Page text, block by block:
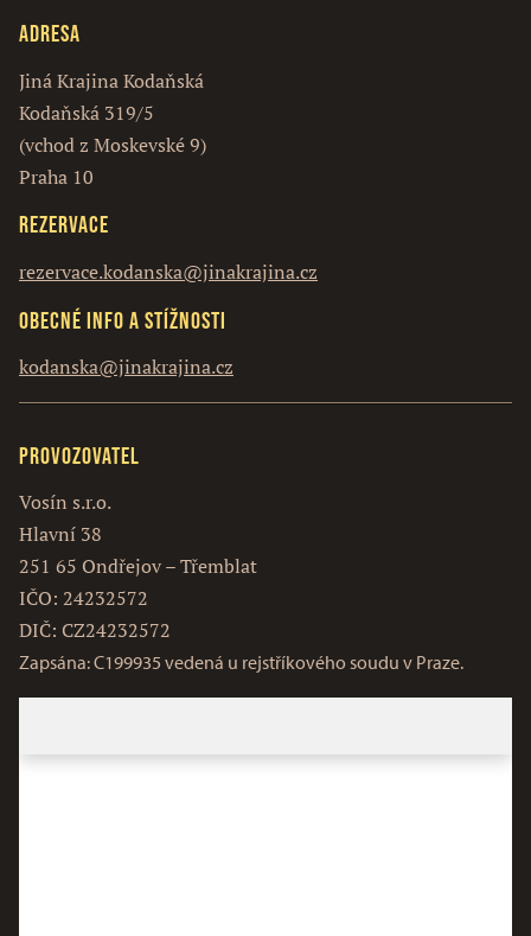
Adresa
Jiná Krajina Kodaňská
Kodaňská 319/5
(vchod z Moskevské 9)
Praha 10
Rezervace
rezervace.kodanska@jinakrajina.cz
Obecné info a stížnosti
kodanska@jinakrajina.cz
Provozovatel
Vosín s.r.o.
Hlavní 38
251 65 Ondřejov – Třemblat
IČO: 24232572
DIČ: CZ24232572
Zapsána: C199935 vedená u rejstříkového soudu v Praze.